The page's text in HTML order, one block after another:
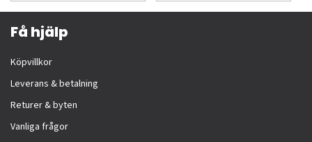
Få hjälp
Köpvillkor
Leverans & betalning
Returer & byten
Vanliga frågor